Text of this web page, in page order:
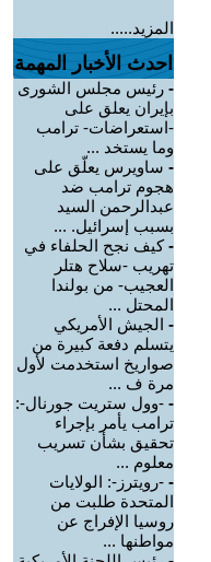
المزيد.....
احدث الأخبار المهمة
- رئيس مجلس الشورى
بإيران يعلق على
-استعراضات- ترامب
وما يستخد ...
- ساويرس يعلّق على
هجوم ترامب ضد
عبدالرحمن السيد
بسبب إسرائيل. ...
-كيف نجح الحلفاء في
تهريب -سلاح هتلر
العجيب- من بولندا
المحتل ...
- الجيش الأمريكي
يتسلم دفعة كبيرة من
صواريخ استخدمت لأول
مرة ف ...
- -وول ستريت جورنال-:
ترامب يأمر بإجراء
تحقيق بشأن تسريب
معلوم ...
- -رويترز-: الولايات
المتحدة طلبت من
روسيا الإفراج عن
مواطنها ...